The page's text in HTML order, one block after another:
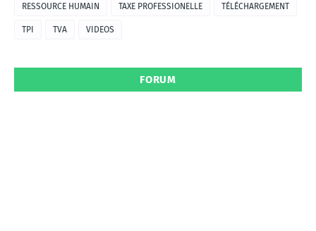
RESSOURCE HUMAIN TAXE PROFESSIONELLE TÉLÉCHARGEMENT
TPI TVA VIDEOS
FORUM